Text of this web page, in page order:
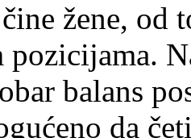
žene, od
balans
da